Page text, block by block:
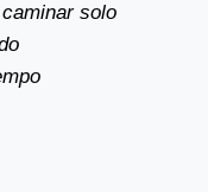
solo